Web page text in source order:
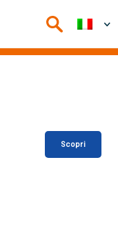
Scopri